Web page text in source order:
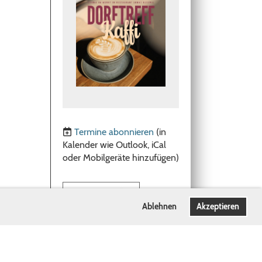
Ablehnen Akzeptieren
Termine abonnieren (in
Kalender wie Outlook, iCal
oder Mobilgeräte hinzufügen)
Weitere Einträge